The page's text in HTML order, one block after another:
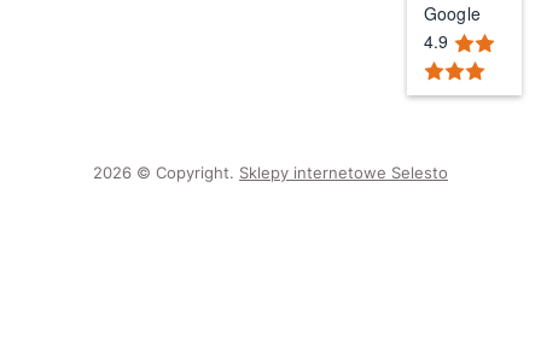
Google
4.9
2026 © Copyright. Sklepy internetowe Selesto